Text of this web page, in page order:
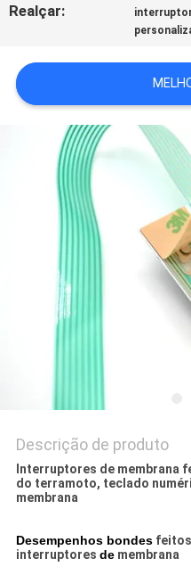
MAPA
SITE
POLÍTICA
PRIVACIDADE
Realçar:
Descrição de produto
Interruptores de membrana
do terramoto, teclado
membrana
Desempenhos bondesfeitos
interruptores demembrana